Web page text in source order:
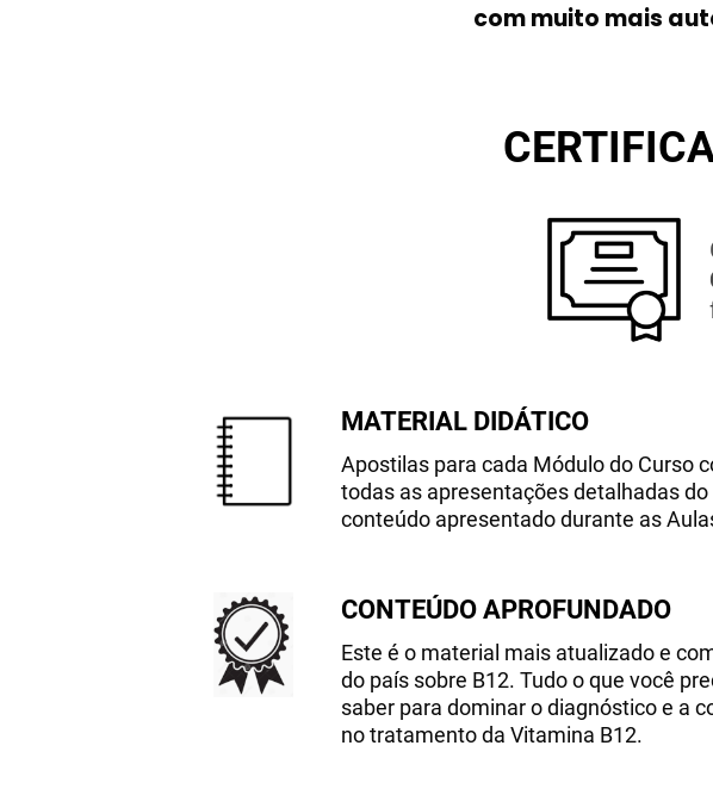
com muito mais
MATERIAL DIDÁTICO
Apostilas para cada Módulo do Curso
todas as apresentações detalhadas do
conteúdo apresentado durante as
CONTEÚDO APROFUNDADO
Este é o material mais atualizado e
do país sobre B12. Tudo o que você
saber para dominar o diagnóstico e a
no tratamento da Vitamina B12.